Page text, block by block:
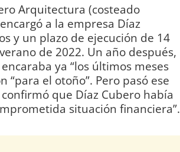
Arquitectura (costeado
a la empresa Díaz
y un plazo de ejecución de 14
de 2022. Un año después,
ya “los últimos meses
“para el otoño”. Pero pasó ese
que Díaz Cubero había
situación financiera”.